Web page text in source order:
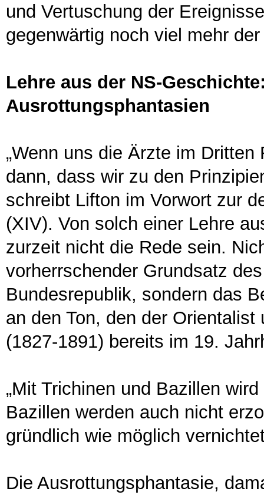
und Vertuschung der
gegenwärtig noch viel mehr
Lehre aus der NS-
Ausrottungsphantasien
„Wenn uns die Ärzte im
dann, dass wir zu den
schreibt Lifton im Vorwort zur
(XIV). Von solch einer Lehre
zurzeit nicht die Rede sein.
vorherrschender Grundsatz
Bundesrepublik, sondern das
an den Ton, den der
(1827-1891) bereits im 19.
„Mit Trichinen und Bazillen
Bazillen werden auch nicht
gründlich wie möglich
Die Ausrottungsphantasie,